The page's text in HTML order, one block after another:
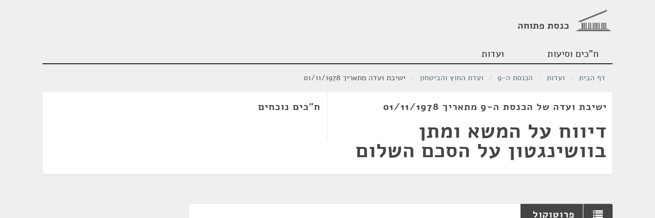
כנסת פתוחה
ח"כים וסיעות ועדות
דף הבית / ועדות / הכנסת ה-9 / ועדת החוץ והביטחון / ישיבת ועדה מתאריך 01/11/1978
ישיבת ועדה של הכנסת ה-9 מתאריך 01/11/1978
דיווח על המשא ומתן
בוושינגטון על הסכם השלום
ח"כים נוכחים
פרוטוקול